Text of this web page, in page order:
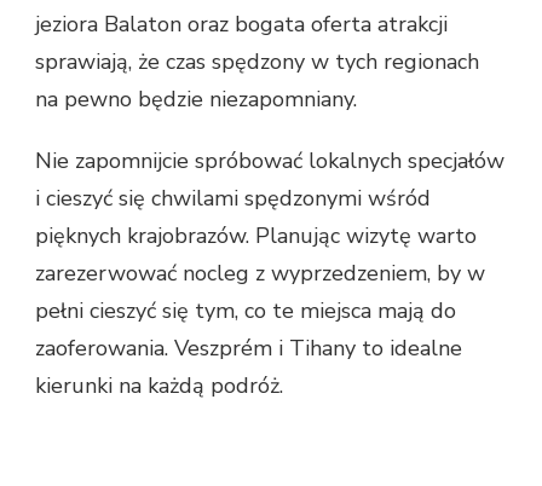
jeziora Balaton oraz bogata oferta atrakcji
sprawiają, że czas spędzony w tych regionach
na pewno będzie niezapomniany.
Nie zapomnijcie spróbować lokalnych specjałów
i cieszyć się chwilami spędzonymi wśród
pięknych krajobrazów. Planując wizytę warto
zarezerwować nocleg z wyprzedzeniem, by w
pełni cieszyć się tym, co te miejsca mają do
zaoferowania. Veszprém i Tihany to idealne
kierunki na każdą podróż.